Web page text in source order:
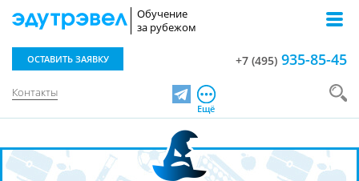
Обучение
за рубежом
Контакты
ОСТАВИТЬ ЗАЯВКУ +7 (495) 935-85-45
TelegramЕщё